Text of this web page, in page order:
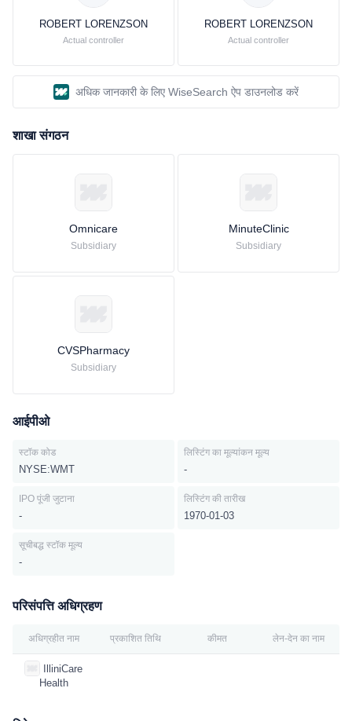
ROBERT LORENZSON
Actual controller
ROBERT LORENZSON
Actual controller
अधिक जानकारी के लिए WiseSearch ऐप डाउनलोड करें
शाखा संगठन
Omnicare
Subsidiary
MinuteClinic
Subsidiary
CVSPharmacy
Subsidiary
आईपीओ
स्टॉक कोड
NYSE:WMT
लिस्टिंग का मूल्यांकन मूल्य
-
IPO पूंजी जुटाना
-
लिस्टिंग की तारीख
1970-01-03
सूचीबद्ध स्टॉक मूल्य
-
परिसंपत्ति अधिग्रहण
अधिग्रहीत नाम प्रकाशित तिथि कीमत लेन-देन का नाम
IlliniCare
Health